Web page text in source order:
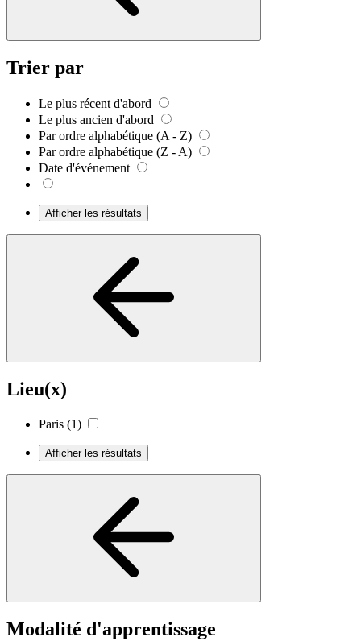
Trier par
Le plus récent d'abord
Le plus ancien d'abord
Par ordre alphabétique (A - Z)
Par ordre alphabétique (Z - A)
Date d'événement
Afficher les résultats
Lieu(x)
Paris (1)
Afficher les résultats
Modalité d'apprentissage